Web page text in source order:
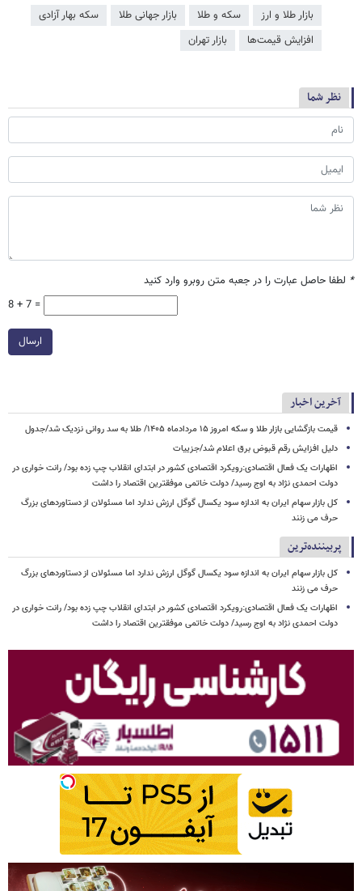
بازار طلا و ارز سکه و طلا بازار جهانی طلا
سکه بهار آزادی
افزایش قیمت‌ها
بازار تهران
نظر شما
* لطفا حاصل عبارت را در جعبه متن روبرو وارد کنید
8 + 7 =
ارسال
آخرین اخبار
قیمت بازگشایی بازار طلا و سکه امروز ۱۵ مردادماه ۱۴۰۵/ طلا به سد روانی نزدیک شد/جدول
دلیل افزایش رقم قبوض برق اعلام شد/جزییات
اظهارات یک فعال اقتصادی:رویکرد اقتصادی کشور در ابتدای انقلاب چپ زده بود/ رانت خواری در
دولت احمدی نژاد به اوج رسید/ دولت خاتمی موفقترین اقتصاد را داشت
کل بازار سهام ایران به اندازه سود یکسال گوگل ارزش ندارد اما مسئولان از دستاوردهای بزرگ
حرف می زنند
پربیننده‌ترین
کل بازار سهام ایران به اندازه سود یکسال گوگل ارزش ندارد اما مسئولان از دستاوردهای بزرگ
حرف می زنند
اظهارات یک فعال اقتصادی:رویکرد اقتصادی کشور در ابتدای انقلاب چپ زده بود/ رانت خواری در
دولت احمدی نژاد به اوج رسید/ دولت خاتمی موفقترین اقتصاد را داشت